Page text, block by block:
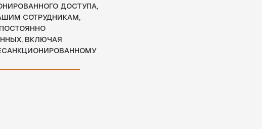
НЕ
ВНЕСЕНИЯ
С
САЙТЫ И НЕ
С ЭТОГО
ДЕЙСТВИЯ